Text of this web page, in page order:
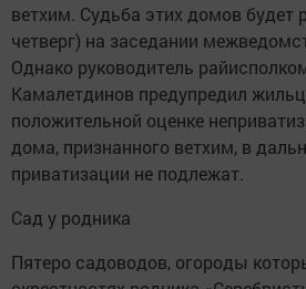
ветхим. Судьба этих домов будет
четверг) на заседании
Однако руководитель
Камалетдинов предупредил
положительной оценке
дома, признанного ветхим, в
приватизации не подлежат.
Сад у родника
Пятеро садоводов, огороды